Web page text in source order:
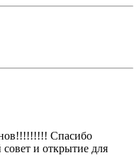
Спасибо
и открытие для